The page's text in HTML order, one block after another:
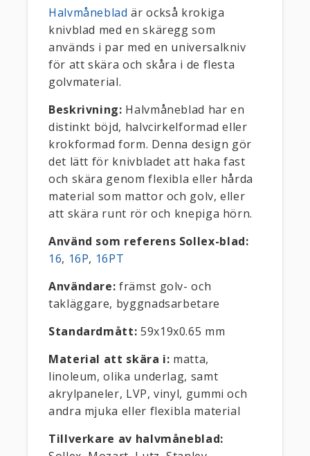
Halvmåneblad är också krokiga
knivblad med en skäregg som
används i par med en universalkniv
för att skära och skåra i de flesta
golvmaterial.
Beskrivning: Halvmåneblad har en
distinkt böjd, halvcirkelformad eller
krokformad form. Denna design gör
det lätt för knivbladet att haka fast
och skära genom flexibla eller hårda
material som mattor och golv, eller
att skära runt rör och knepiga hörn.
Använd som referens Sollex-blad:
16, 16P, 16PT
Användare:främst golv- och
takläggare, byggnadsarbetare
Standardmått: 59x19x0.65 mm
Material att skära i: matta,
linoleum, olika underlag, samt
akrylpaneler, LVP, vinyl, gummi och
andra mjuka eller flexibla material
Tillverkare av halvmåneblad: